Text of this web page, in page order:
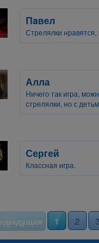
Пaвел
Стрелялки нравятся,
Алла
Ничего так игра,
стрелялки, но с
Сергей
Классная игра.
1 2